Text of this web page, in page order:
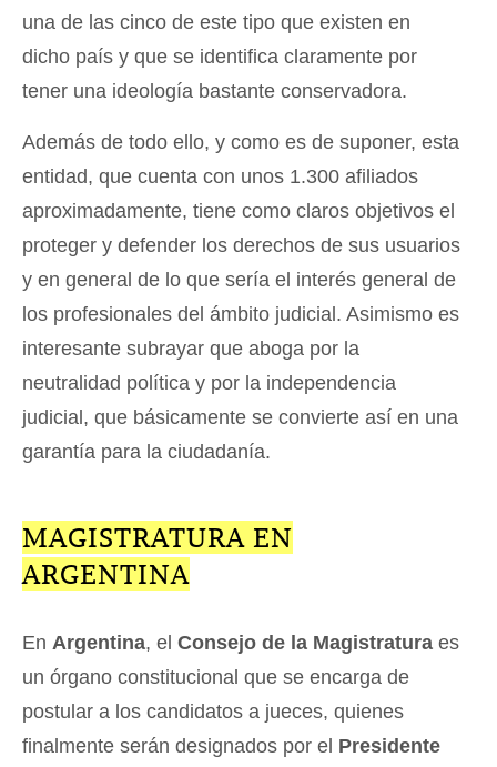
una de las cinco de este tipo que existen en
dicho país y que se identifica claramente por
tener una ideología bastante conservadora.
Además de todo ello, y como es de suponer, esta
entidad, que cuenta con unos 1.300 afiliados
aproximadamente, tiene como claros objetivos el
proteger y defender los derechos de sus usuarios
y en general de lo que sería el interés general de
los profesionales del ámbito judicial. Asimismo es
interesante subrayar que aboga por la
neutralidad política y por la independencia
judicial, que básicamente se convierte así en una
garantía para la ciudadanía.
MAGISTRATURA EN
ARGENTINA
En Argentina, el Consejo de la Magistratura es
un órgano constitucional que se encarga de
postular a los candidatos a jueces, quienes
finalmente serán designados por el Presidente